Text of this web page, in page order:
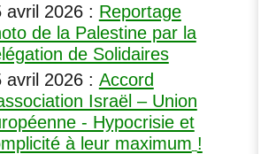
avril 2026: Reportage
de la Palestine par la
de Solidaires
avril 2026: Accord
Israël – Union
- Hypocrisie et
à leur maximum !